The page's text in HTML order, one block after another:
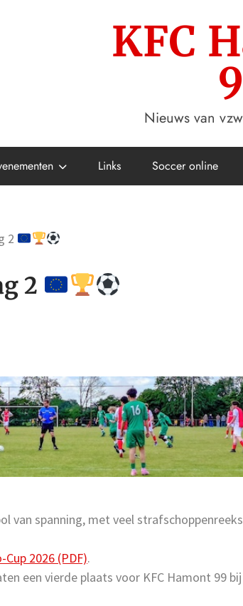
KFC
Nieuws van
Links Soccer online
2
2
van spanning, met veel
2026 (PDF).
een vierde plaats voor KFC Hamont 99 bij